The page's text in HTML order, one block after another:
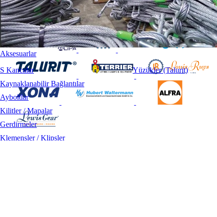
Aksesuarlar
S Kancalar
Kaynaklanabilir Bağlantılar
Ayboltlar
Kilitler / Mapalar
Gerdirmeler
Klemensler / Klipsler
Yüzükler (Talurit)